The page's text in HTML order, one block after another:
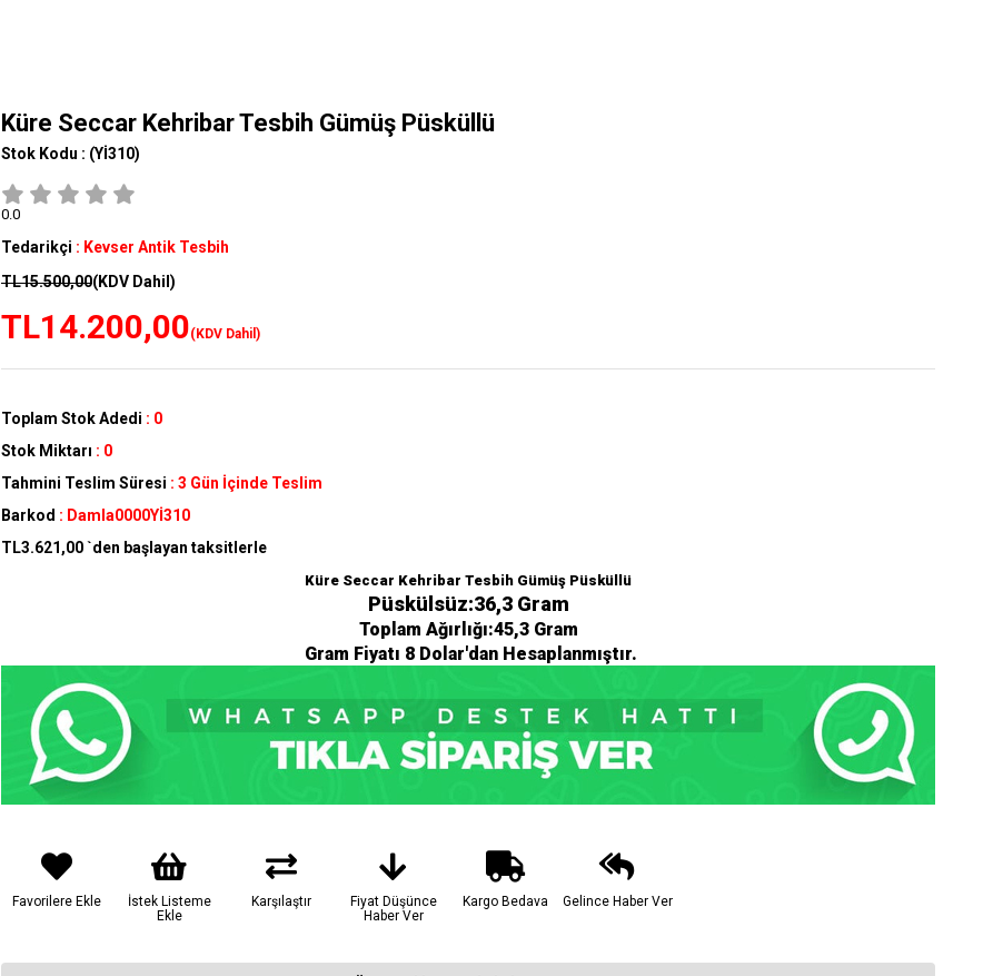
Küre Seccar Kehribar Tesbih Gümüş Püsküllü
Stok Kodu : (Yİ310)
0.0
Tedarikçi : Kevser Antik Tesbih
TL15.500,00(KDV Dahil)
TL14.200,00(KDV Dahil)
Toplam Stok Adedi : 0
Stok Miktarı : 0
Tahmini Teslim Süresi : 3 Gün İçinde Teslim
Barkod : Damla0000Yİ310
TL3.621,00`den başlayan taksitlerle
Küre Seccar Kehribar Tesbih Gümüş Püsküllü
Püskülsüz:36,3 Gram
Toplam Ağırlığı:45,3 Gram
Gram Fiyatı 8 Dolar'dan Hesaplanmıştır.
Favorilere Ekle
İstek Listeme
Ekle
Karşılaştır
Fiyat Düşünce
Haber Ver
Kargo Bedava Gelince Haber Ver